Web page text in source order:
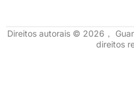
Direitos autorais © 2026，
direitos